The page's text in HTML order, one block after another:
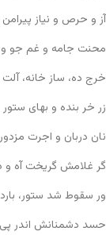
آز و حرص و نیاز پیرامن
محنت جامه و غم جو و
خرج ده، ساز خانه، آلت
زر خر بنده و بهای ستور
نان دربان و اجرت مزدور
گر غلامش گریخت آه و
ور سقوط شد ستور،
حسد دشمنانش اندر پی